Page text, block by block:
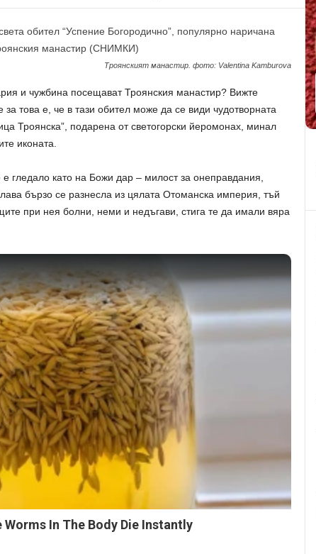
Троянският манастир. фото: Valentina Kamburova
и чужбина посещават Троянския манастир? Вижте
това е, че в тази обител може да се види чудотворната
Троянска”, подарена от светогорски йеромонах, минал
иконата.
е гледало като на Божи дар – милост за онеправдания,
бързо се разнесла из цялата Отоманска империя, тъй
при нея болни, неми и недъгави, стига те да имали вяра
In The Body Die Instantly